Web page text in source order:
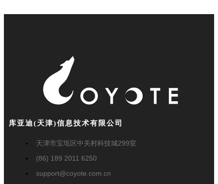
库亚迪(天津)信息技术有限公司
天津市宝坻区中关村科技城299室
(86) 189 2011 6250
support@coyote.com.cn